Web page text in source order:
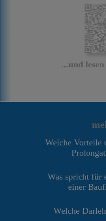
...und
Welche Vorteile
Was spricht für
einer
Welche